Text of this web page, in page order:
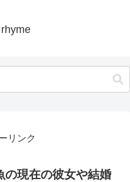
リンク
の現在の彼女や結婚